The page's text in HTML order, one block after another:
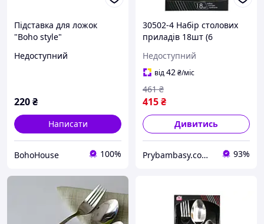
Підставка для ложок
"Boho style"
Недоступний
220₴
Написати
BohoHouse 100%
30502-4 Набір столових
приладів 18шт (6
десертних ложок)-Family 4
Недоступний
від42₴/міс
415₴
461 ₴
Дивитись
Prybambasy.com.ua - магазин товарів для дому 93%